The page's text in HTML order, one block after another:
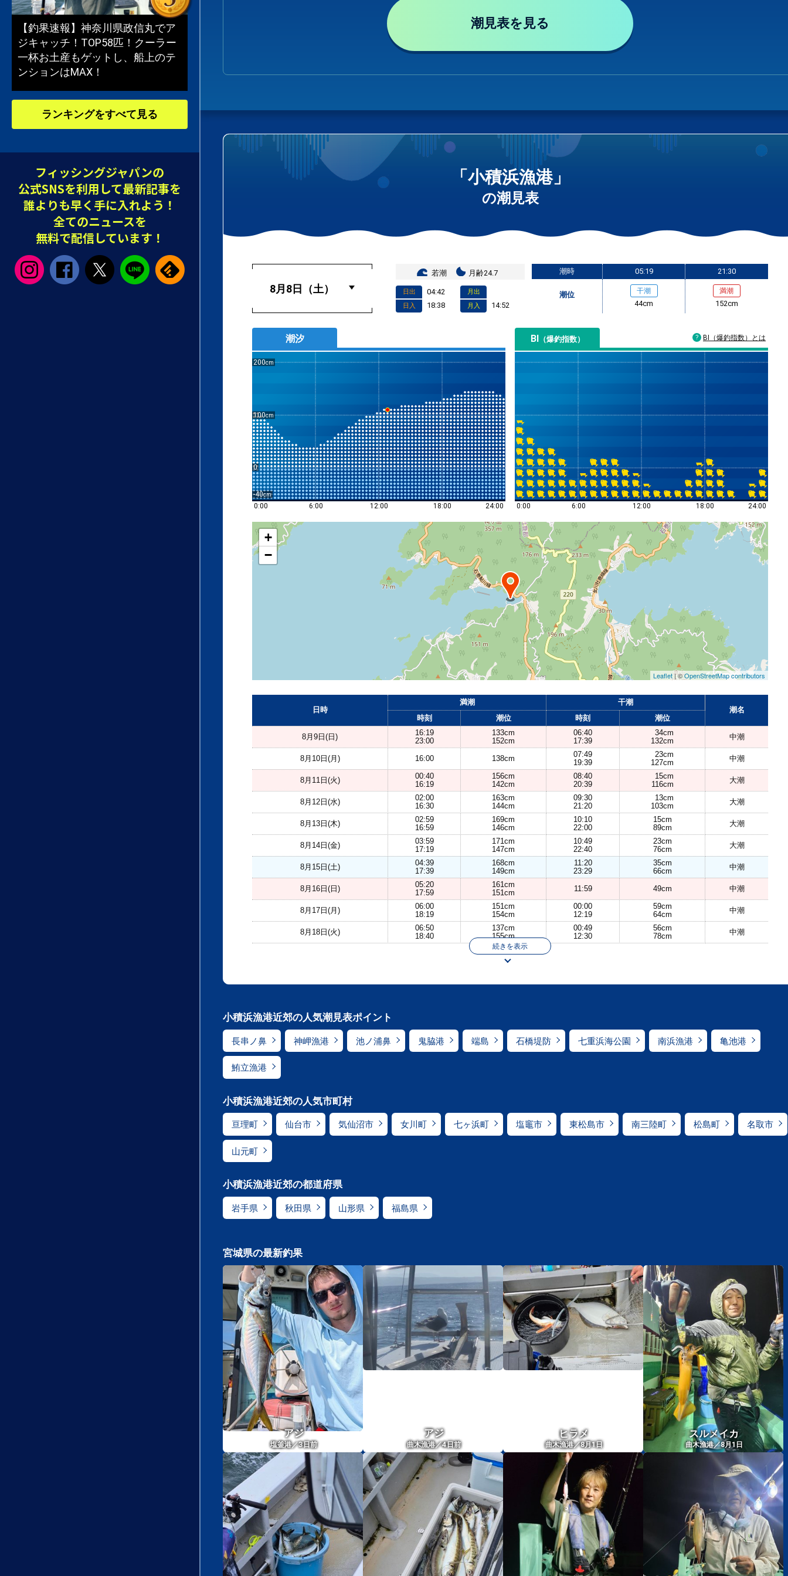
潮見表を見る
「小積浜漁港」
の潮見表
若潮 月齢24.7
日出 04:42
日入 18:38
月出
月入
14:52
潮時
潮位
05:19
干潮
44cm
21:30
満潮
152cm
潮汐
200
100
0
-40
0:00
6:00 12:00 18:00 24:00
BI （爆釣指数）
0:00 6:00 12:00 18:00 24:00
BI（爆釣指数）とは
+
−
Leaflet| ©OpenStreetMap contributors
日時
満潮
干潮
潮名
時刻
潮位 時刻 潮位
8月9日(日)
16:19
23:00
133cm
152cm
06:40
17:39
34cm
132cm
中潮
8月10日(月) 16:00 138cm
07:49
19:39
23cm
127cm
中潮
8月11日(火)
00:40
16:19
156cm
142cm
08:40
20:39
15cm
116cm
大潮
8月12日(水)
02:00
16:30
163cm
144cm
09:30
21:20
13cm
103cm
大潮
8月13日(木)
02:59
16:59
169cm
146cm
10:10
22:00
15cm
89cm
大潮
8月14日(金)
03:59
17:19
171cm
147cm
10:49
22:40
23cm
76cm
大潮
8月15日(土)
04:39
17:39
168cm
149cm
11:20
23:29
35cm
66cm
中潮
8月16日(日)
05:20
17:59
161cm
151cm
11:59 49cm 中潮
8月17日(月)
06:00
18:19
151cm
154cm
00:00
12:19
59cm
64cm
中潮
8月18日(火)
06:50
18:40
137cm
155cm
00:49
12:30
56cm
78cm
中潮
続きを表示
小積浜漁港近郊の人気潮見表ポイント
長串ノ鼻 神岬漁港 池ノ浦鼻 鬼脇港 端島 石橋堤防 七重浜海公園 南浜漁港 亀池港
鮪立漁港
小積浜漁港近郊の人気市町村
亘理町 仙台市 気仙沼市 女川町 七ヶ浜町 塩竈市 東松島市 南三陸町 松島町 名取市
山元町
小積浜漁港近郊の都道府県
岩手県 秋田県 山形県 福島県
宮城県の最新釣果
アジ
塩釜港／3日前
アジ
曲木漁港／4日前
ヒラメ
曲木漁港／8月1日
スルメイカ
曲木漁港／8月1日
【釣果速報】神奈川県政信丸でア
ジキャッチ！TOP58匹！クーラー
一杯お土産もゲットし、船上のテ
ンションはMAX！
ランキングをすべて見る
フィッシングジャパンの
公式SNSを利用して最新記事を
誰よりも早く手に入れよう！
全てのニュースを
無料で配信しています！